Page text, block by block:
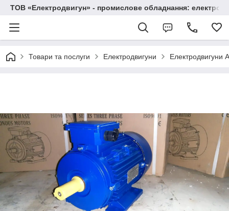
ТОВ «Електродвигун» - промислове обладнання:
Товари та послуги Електродвигуни Електродвигуни